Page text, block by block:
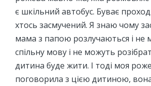
є шкільний автобус. Буває
хтось засмучений. Я знаю чому
мама з папою розлучаються і не
спільну мову і не можуть
дитина буде жити. І тоді моя
поговорила з цією дитиною, вона